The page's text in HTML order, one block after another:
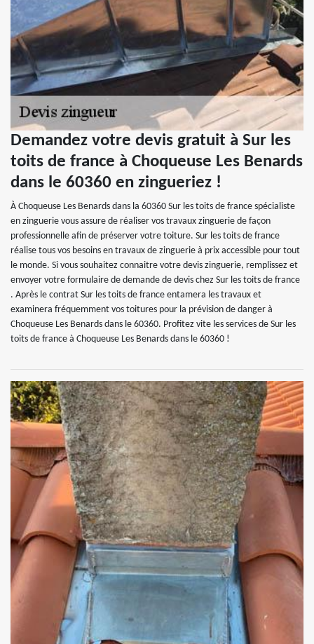
Demandez votre devis gratuit à Sur les
toits de france à Choqueuse Les Benards
dans le 60360 en zingueriez !
À Choqueuse Les Benards dans la 60360 Sur les toits de france spécialiste
en zinguerie vous assure de réaliser vos travaux zinguerie de façon
professionnelle afin de préserver votre toiture. Sur les toits de france
réalise tous vos besoins en travaux de zinguerie à prix accessible pour tout
le monde. Si vous souhaitez connaitre votre devis zinguerie, remplissez et
envoyer votre formulaire de demande de devis chez Sur les toits de france
. Après le contrat Sur les toits de france entamera les travaux et
examinera fréquemment vos toitures pour la prévision de danger à
Choqueuse Les Benards dans le 60360. Profitez vite les services de Sur les
toits de france à Choqueuse Les Benards dans le 60360 !